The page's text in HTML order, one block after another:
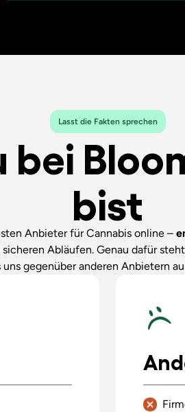
Lasst die Fakten sprechen
bei
bist
Anbieter für Cannabis online –
Abläufen. Genau dafür
uns gegenüber anderen Anbietern